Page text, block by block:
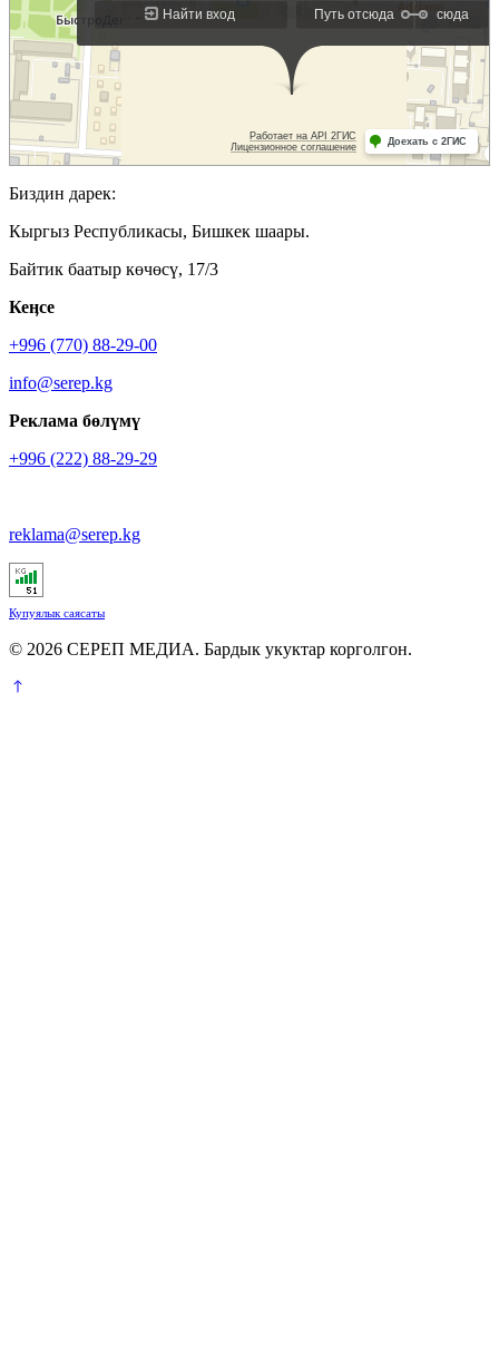
Биздин дарек:
Кыргыз Республикасы, Бишкек шаары.
Байтик баатыр көчөсү, 17/3
Кеӊсе
+996 (770) 88-29-00
info@serep.kg
Реклама бөлүмү
+996 (222) 88-29-29
reklama@serep.kg
Купуялык саясаты
© 2026 СЕРЕП МЕДИА. Бардык укуктар корголгон.